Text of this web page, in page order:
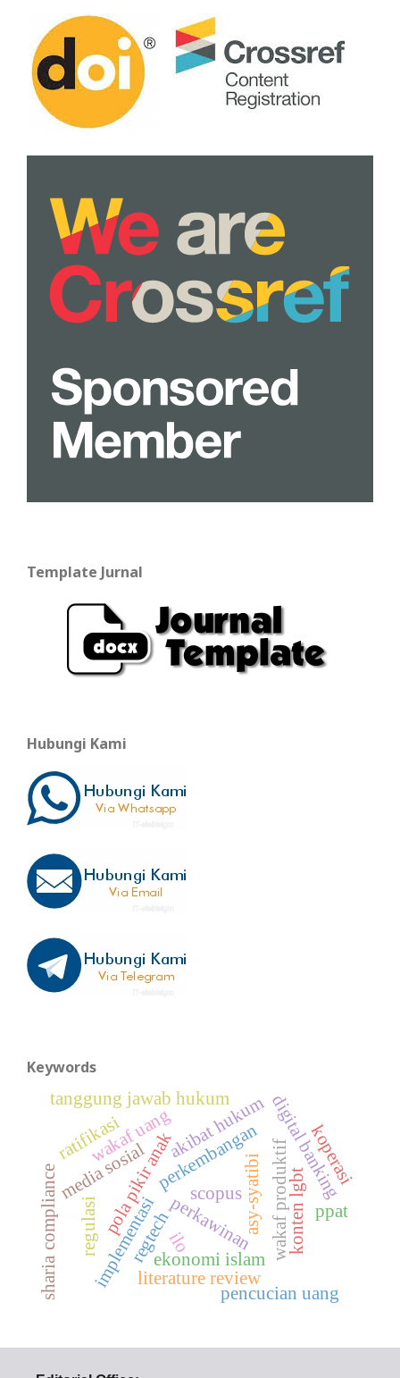
Template Jurnal
Hubungi Kami
Keywords
perkawinan
pola pikir anak
ekonomi islam
implementasi
perkembangan
wakaf uang
wakaf produktif
digital banking
tanggung jawab hukum
literature review
scopus
media sosial konten lgbt
pencucian uang
asy-syatibi
regulasi regtech
koperasi
sharia compliance
akibat hukum
ilo
ratifikasi
ppat